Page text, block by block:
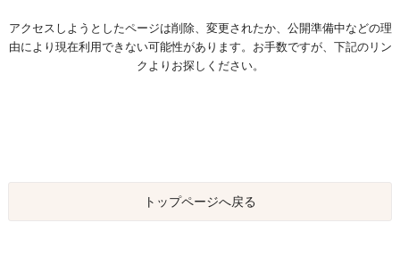
アクセスしようとしたページは削除、変更されたか、公開準備中などの理
由により現在利用できない可能性があります。お手数ですが、下記のリン
クよりお探しください。
トップページへ戻る